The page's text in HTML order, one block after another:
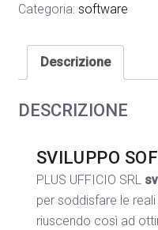
Categoria: software
Descrizione
DESCRIZIONE
SVILUPPO
PLUS UFFICIO SRL
per soddisfare le reali
riuscendo così ad